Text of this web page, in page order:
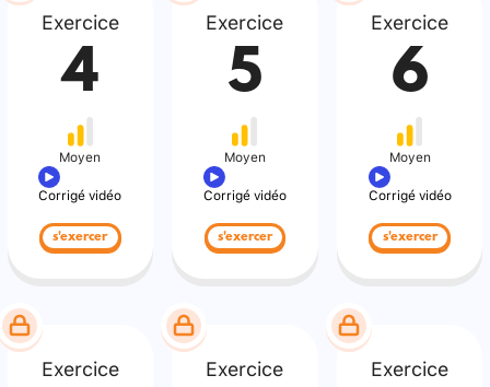
Exercice
4
Moyen
Corrigé vidéo
s'exercer
Exercice
5
Moyen
Corrigé vidéo
s'exercer
Exercice
6
Moyen
Corrigé vidéo
s'exercer
Exercice Exercice Exercice